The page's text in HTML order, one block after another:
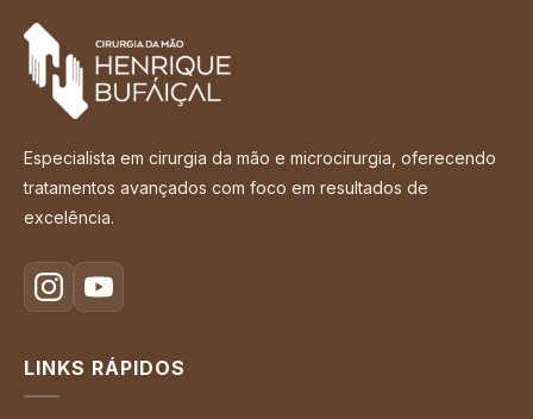
Especialista em cirurgia da mão e microcirurgia, oferecendo
tratamentos avançados com foco em resultados de
excelência.
LINKS RÁPIDOS